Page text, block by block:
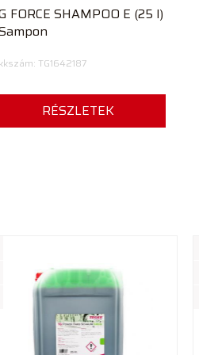
FORCE SHAMPOO E (25 l)
TG1642187
RÉSZLETEK